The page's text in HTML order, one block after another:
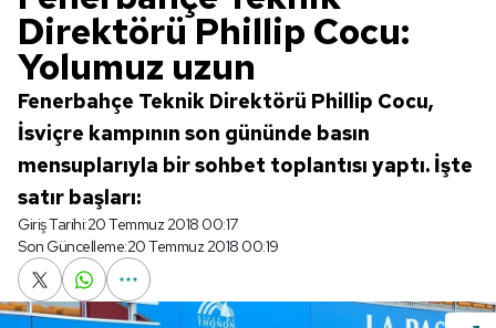
Direktörü Phillip Cocu:
Yolumuz uzun
Fenerbahçe Teknik Direktörü Phillip Cocu,
İsviçre kampının son gününde basın
mensuplarıyla bir sohbet toplantısı yaptı. İşte
satır başları:
Giriş Tarihi:20 Temmuz 2018 00:17
Son Güncelleme:20 Temmuz 2018 00:19